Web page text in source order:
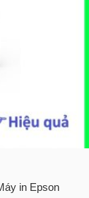
in Epson